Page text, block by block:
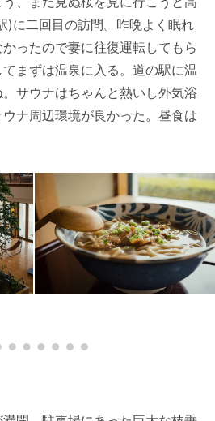
)に二回目の訪問。昨晩よく眠れ
ったので妻に往復運転してもら
まずは温泉に入る。道の駅に温
サウナはちゃんと熱いし外気浴
ナ周辺環境が良かった。昼食は